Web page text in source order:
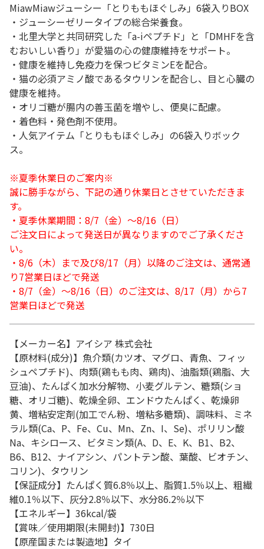
MiawMiawジューシー「とりももほぐしみ」6袋入りBOX
・ジューシーゼリータイプの総合栄養食。
・北里大学と共同研究した「a-iペプチド」と「DMHFを含
むおいしい香り」が愛猫の心の健康維持をサポート。
・健康を維持し免疫力を保つビタミンEを配合。
・猫の必須アミノ酸であるタウリンを配合し、目と心臓の
健康を維持。
・オリゴ糖が腸内の善玉菌を増やし、便臭に配慮。
・着色料・発色剤不使用。
・人気アイテム「とりももほぐしみ」の6袋入りボック
ス。
※夏季休業日のご案内※
誠に勝手ながら、下記の通り休業日とさせていただきま
す。
・夏季休業期間：8/7（金）～8/16（日）
ご注文日によって発送日が異なりますのでご了承くださ
い。
・8/6（木）まで及び8/17（月）以降のご注文は、通常通
り7営業日ほどで発送
・8/7（金）～8/16（日）のご注文は、8/17（月）から7
営業日ほどで発送
【メーカー名】アイシア 株式会社
【原材料(成分)】魚介類(カツオ、マグロ、青魚、フィッ
シュペプチド)、肉類(鶏もも肉、鶏肉)、油脂類(鶏脂、大
豆油)、たんぱく加水分解物、小麦グルテン、糖類(ショ
糖、オリゴ糖)、乾燥全卵、エンドウたんぱく、乾燥卵
黄、増粘安定剤(加工でん粉、増粘多糖類)、調味料、ミネ
ラル類(Ca、P、Fe、Cu、Mn、Zn、I、Se)、ポリリン酸
Na、キシロース、ビタミン類(A、D、E、K、B1、B2、
B6、B12、ナイアシン、パントテン酸、葉酸、ビオチン、
コリン)、タウリン
【保証成分】たんぱく質6.8％以上、脂質1.5％以上、粗繊
維0.1％以下、灰分2.8％以下、水分86.2％以下
【エネルギー】36kcal/袋
【賞味／使用期限(未開封)】730日
【原産国または製造地】タイ